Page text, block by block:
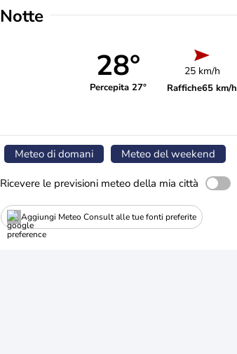
Notte
28°
Percepita 27°
25 km/h
Raffiche65 km/h
Meteo di domani Meteo del weekend
Ricevere le previsioni meteo della mia città
Aggiungi Meteo Consult alle tue fonti preferite